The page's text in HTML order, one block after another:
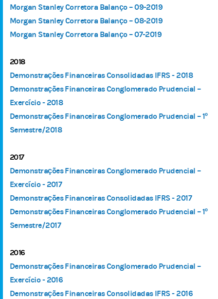
Morgan Stanley Corretora Balanço – 09-2019
Morgan Stanley Corretora Balanço – 08-2019
Morgan Stanley Corretora Balanço – 07-2019
2018
Demonstrações Financeiras Consolidadas IFRS - 2018
Demonstrações Financeiras Conglomerado Prudencial –
Exercício - 2018
Demonstrações Financeiras Conglomerado Prudencial – 1º
Semestre/2018
2017
Demonstrações Financeiras Conglomerado Prudencial –
Exercício - 2017
Demonstrações Financeiras Consolidadas IFRS - 2017
Demonstrações Financeiras Conglomerado Prudencial – 1º
Semestre/2017
2016
Demonstrações Financeiras Conglomerado Prudencial –
Exercício - 2016
Demonstrações Financeiras Consolidadas IFRS - 2016